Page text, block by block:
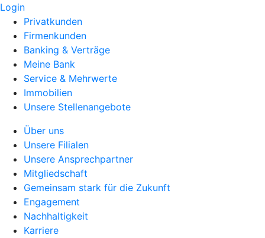
Login
Privatkunden
Firmenkunden
Banking & Verträge
Meine Bank
Service & Mehrwerte
Immobilien
Unsere Stellenangebote
Über uns
Unsere Filialen
Unsere Ansprechpartner
Mitgliedschaft
Gemeinsam stark für die Zukunft
Engagement
Nachhaltigkeit
Karriere